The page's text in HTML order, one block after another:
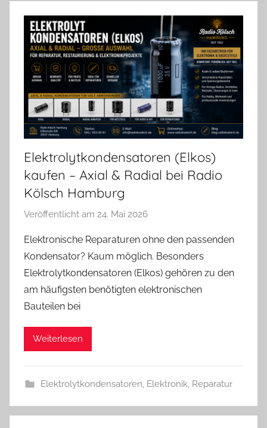
Elektrolytkondensatoren (Elkos)
kaufen – Axial & Radial bei Radio
Kölsch Hamburg
Veröffentlicht am 24. Mai 2026
n
A
n
d
Elektronische Reparaturen ohne den passenden
Kondensator? Kaum möglich. Besonders
Elektrolytkondensatoren (Elkos) gehören zu den
am häufigsten benötigten elektronischen
Bauteilen bei
Weiterlesen
Elektrolytkondensatoren Elektronik, Reparatur